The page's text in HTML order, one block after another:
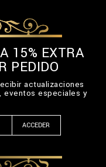
15% EXTRA
PEDIDO
actualizaciones
eventos especiales y
ACCEDER